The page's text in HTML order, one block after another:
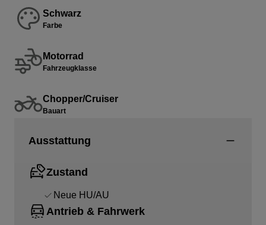
Schwarz
Farbe
Motorrad
Fahrzeugklasse
Chopper/Cruiser
Bauart
Ausstattung
Zustand
Neue HU/AU
Antrieb & Fahrwerk